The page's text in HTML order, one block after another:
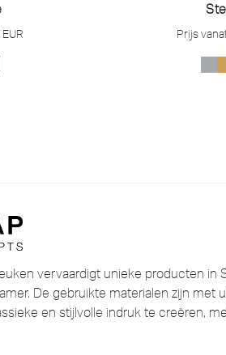
EUR Prijs
vervaardigt unieke producten in
De gebruikte materialen zijn met
en stijlvolle indruk te creëren,